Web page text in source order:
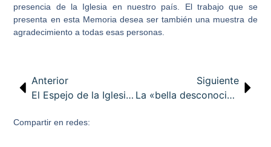
presencia de la Iglesia en nuestro país. El trabajo que se
presenta en esta Memoria desea ser también una muestra de
agradecimiento a todas esas personas.
Anterior
El Espejo de la Iglesia – COPE – 05/06/2020
Siguiente
La «bella desconocida»
Compartir en redes: